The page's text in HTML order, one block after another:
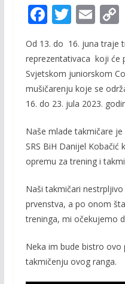
F
ac
e
b
o
o
k
T
itt
er
E
ai
l
C
Od 13. do 16. juna traje
reprezentativaca koji će
Svjetskom juniorskom
mušičarenju koje se
16. do 23. jula 2023.
Naše mlade takmičare
SRS BiH Danijel Kobačić
opremu za trening i
Naši takmičari
prvenstva, a po onom
treninga, mi očekujemo
Neka im bude bistro ovo
takmičenju ovog ranga.